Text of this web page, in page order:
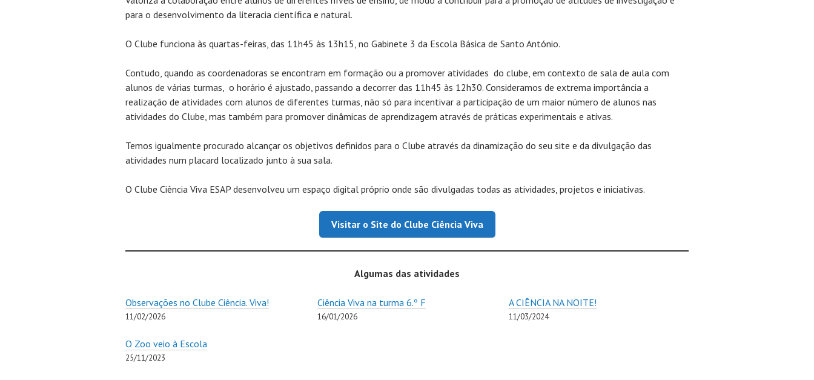
para o desenvolvimento da literacia científica e natural.
O Clube funciona às quartas-feiras, das 11h45 às 13h15, no Gabinete 3 da Escola Básica de Santo António.
Contudo, quando as coordenadoras se encontram em formação ou a promover atividades do clube, em contexto de sala de aula com
alunos de várias turmas, o horário é ajustado, passando a decorrer das 11h45 às 12h30. Consideramos de extrema importância a
realização de atividades com alunos de diferentes turmas, não só para incentivar a participação de um maior número de alunos nas
atividades do Clube, mas também para promover dinâmicas de aprendizagem através de práticas experimentais e ativas.
Temos igualmente procurado alcançar os objetivos definidos para o Clube através da dinamização do seu site e da divulgação das
atividades num placard localizado junto à sua sala.
O Clube Ciência Viva ESAP desenvolveu um espaço digital próprio onde são divulgadas todas as atividades, projetos e iniciativas.
Visitar o Site do Clube Ciência Viva
Algumas das atividades
Observações no Clube Ciência. Viva!
11/02/2026
Ciência Viva na turma 6.º F
16/01/2026
A CIÊNCIA NA NOITE!
11/03/2024
O Zoo veio à Escola
25/11/2023